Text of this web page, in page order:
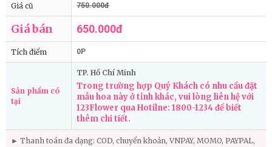
Giá cũ 750.000đ
Giá bán 650.000đ
Tích điểm 0P
Sản phẩm có
tại
TP. Hồ Chí Minh
Trong trường hợp Quý Khách có nhu cầu đặt
mẫu hoa này ở tỉnh khác, vui lòng liên hệ với
123Flower qua Hotilne: 1800-1234 để biết
thêm chi tiết.
► Thanh toán đa dạng: COD, chuyển khoản, VNPAY, MOMO, PAYPAL,